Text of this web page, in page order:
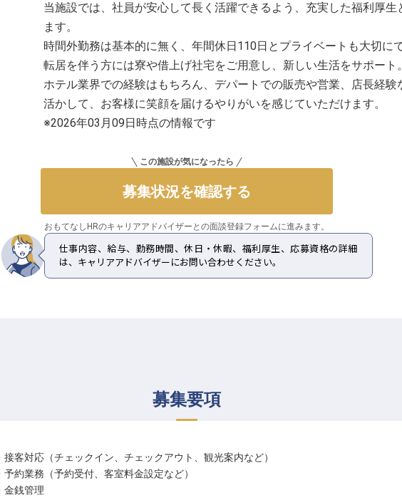
当施設では、社員が安心して長く活躍できるよう、充実した福利厚
ます。
時間外勤務は基本的に無く、年間休日110日とプライベートも大切に
転居を伴う方には寮や借上げ社宅をご用意し、新しい生活をサポート。
ホテル業界での経験はもちろん、デパートでの販売や営業、店長経
活かして、お客様に笑顔を届けるやりがいを感じていただけます。
※2026年03月09日時点の情報です
この施設が気になったら
募集状況を確認する
おもてなしHRのキャリアアドバイザーとの面談登録フォームに進みます。
仕事内容、給与、勤務時間、休日・休暇、福利厚生、応募資格の詳細
は、キャリアアドバイザーにお問い合わせください。
募集要項
接客対応（チェックイン、チェックアウト、観光案内など）
予約業務（予約受付、客室料金設定など）
金銭管理